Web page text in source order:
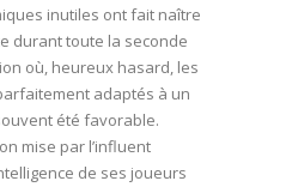
inutiles ont fait naître
durant toute la seconde
où, heureux hasard, les
adaptés à un
été favorable.
mise par l’influent
de ses joueurs